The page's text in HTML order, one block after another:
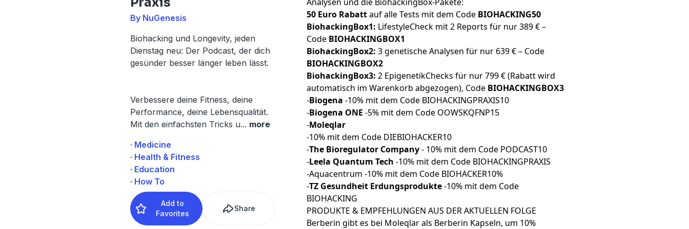
By NuGenesis
Biohacking und Longevity, jeden
Dienstag neu: Der Podcast, der dich
gesünder besser länger leben lässt.
Verbessere deine Fitness, deine
Performance, deine Lebensqualität.
Mit den einfachsten Tricks u... more
· Medicine
· Health & Fitness
· Education
· How To
Add to
Favorites
Share
50 Euro Rabattauf alle Tests mit dem Code BIOHACKING50
BiohackingBox1: LifestyleCheck mit 2 Reports für nur 389 € –
Code BIOHACKINGBOX1
BiohackingBox2: 3 genetische Analysen für nur 639 € – Code
BIOHACKINGBOX2
BiohackingBox3: 2 EpigenetikChecks für nur 799 € (Rabatt wird
automatisch im Warenkorb abgezogen), Code BIOHACKINGBOX3
-Biogena -10% mit dem Code BIOHACKINGPRAXIS10
-Biogena ONE -5% mit dem Code OOWSKQFNP15
-Moleqlar
-10% mit dem Code DIEBIOHACKER10
-The Bioregulator Company- 10% mit dem Code PODCAST10
-Leela Quantum Tech -10% mit dem Code BIOHACKINGPRAXIS
-Aquacentrum -10% mit dem Code BIOHACKER10%
-TZ Gesundheit Erdungsprodukte-10% mit dem Code
BIOHACKING
PRODUKTE & EMPFEHLUNGEN AUS DER AKTUELLEN FOLGE
Berberin gibt es bei Moleqlar als Berberin Kapseln, um 10%